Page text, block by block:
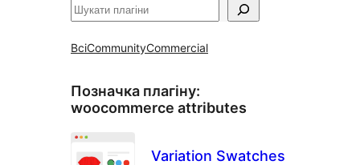
Пошук
ВсіCommunityCommercial
Позначка плагіну:
woocommerce attributes
Variation Swatches